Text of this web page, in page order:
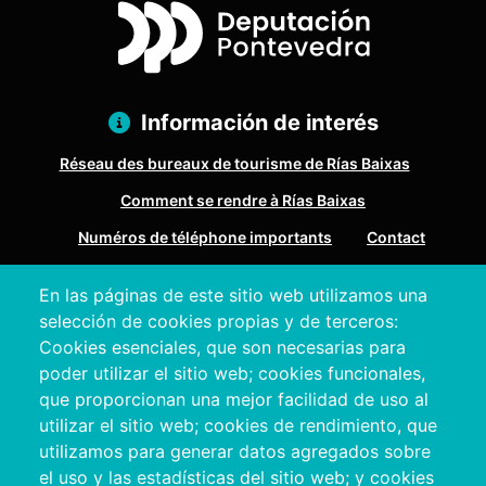
En las páginas de este sitio web utilizamos una
selección de cookies propias y de terceros:
Cookies esenciales, que son necesarias para
poder utilizar el sitio web; cookies funcionales,
que proporcionan una mejor facilidad de uso al
utilizar el sitio web; cookies de rendimiento, que
utilizamos para generar datos agregados sobre
el uso y las estadísticas del sitio web; y cookies
Información de interés
Réseau des bureaux de tourisme de Rías Baixas
Comment se rendre à Rías Baixas
Numéros de téléphone importants
Contact
Pazo Deputación Provincial. Avda. Montero Ríos, s/n - 36071
Pontevedra
+34 986 804 100 | +34 986 804 124